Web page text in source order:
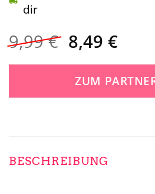
9,99€
Preis
war:
9,99 €
8,49 €
ist:
dir
ZUM
BESCHREIBUNG